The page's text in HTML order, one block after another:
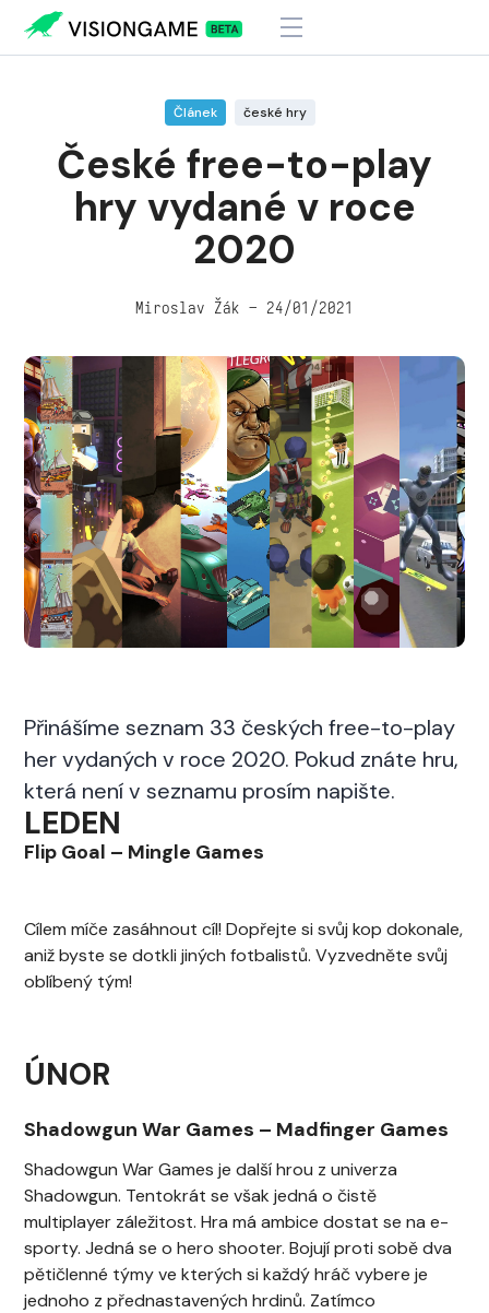
Článek české hry
České free-to-play
hry vydané v roce
2020
Miroslav Žák – 24/01/2021
Přinášíme seznam 33 českých free-to-play
her vydaných v roce 2020. Pokud znáte hru,
která není v seznamu prosím napište.
LEDEN
Flip Goal – Mingle Games
Cílem míče zasáhnout cíl! Dopřejte si svůj kop dokonale,
aniž byste se dotkli jiných fotbalistů. Vyzvedněte svůj
oblíbený tým!
ÚNOR
Shadowgun War Games – Madfinger Games
Shadowgun War Games je další hrou z univerza
Shadowgun. Tentokrát se však jedná o čistě
multiplayer záležitost. Hra má ambice dostat se na e-
sporty. Jedná se o hero shooter. Bojují proti sobě dva
pětičlenné týmy ve kterých si každý hráč vybere je
jednoho z přednastavených hrdinů. Zatímco